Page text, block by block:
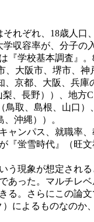
れぞれ、18歳人口
収容率が、分子の
『学校基本調査』
、大阪市、堺市、神
京都、大阪、兵庫
、長野））、地方
取、島根、山口）
沖縄））。
ャンパス、就職率
『蛍雪時代』（旺
う現象が想定され
あった。マルチレベ
る。さらにこの論
によるものなのか